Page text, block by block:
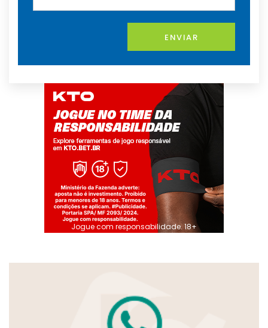
ENVIAR
Jogue com responsabilidade. 18+